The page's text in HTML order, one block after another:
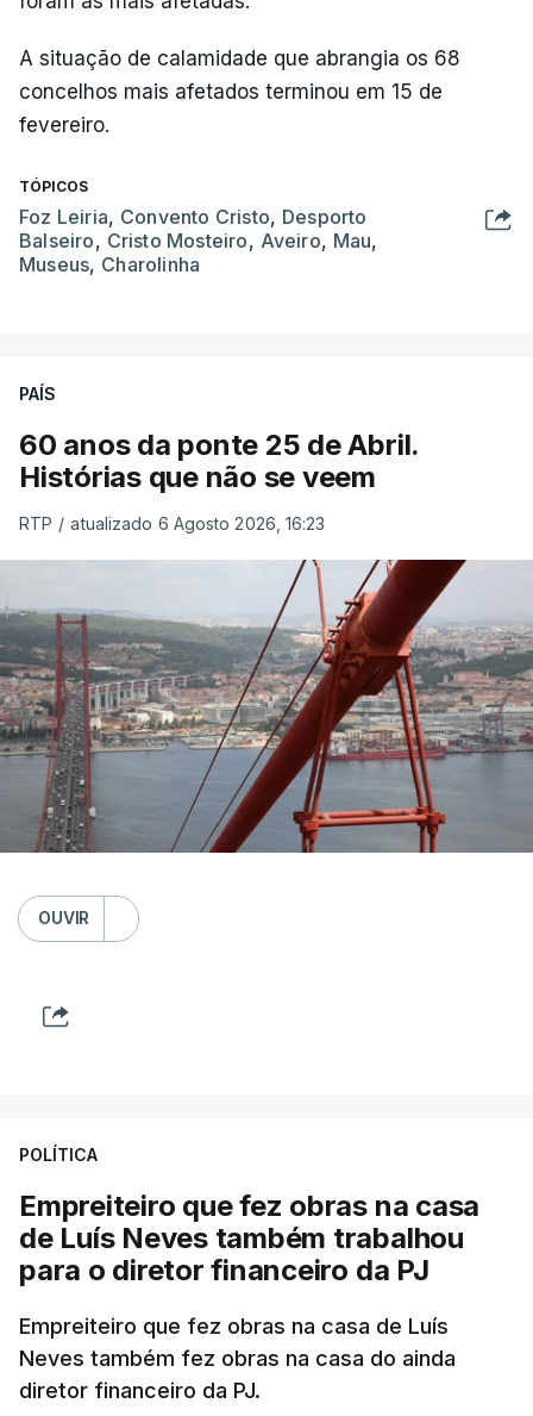
A situação de calamidade que abrangia os 68
concelhos mais afetados terminou em 15 de
fevereiro.
TÓPICOS
Foz Leiria, Convento Cristo, Desporto
Balseiro, Cristo Mosteiro, Aveiro, Mau,
Museus, Charolinha
PAÍS
60 anos da ponte 25 de Abril.
Histórias que não se veem
RTP / atualizado 6 Agosto 2026, 16:23
OUVIR
POLÍTICA
Empreiteiro que fez obras na casa
de Luís Neves também trabalhou
para o diretor financeiro da PJ
Empreiteiro que fez obras na casa de Luís
Neves também fez obras na casa do ainda
diretor financeiro da PJ.